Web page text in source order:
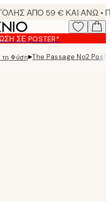
ΣΕ POSTER*
Φύση▸The Passage No2